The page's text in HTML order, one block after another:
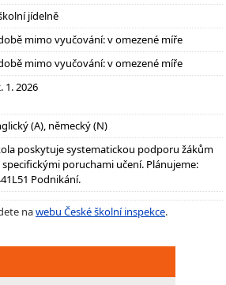
jídelně
mimo vyučování: v omezené míře
mimo vyučování: v omezené míře
1. 2026
(A), německý (N)
poskytuje systematickou podporu žákům
specifickými poruchami učení. Plánujeme:
Podnikání.
nawebu České školní inspekce.